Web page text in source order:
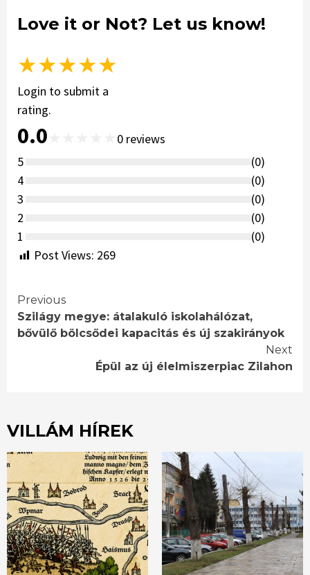
Love it or Not? Let us know!
★★★★★
Login to submit a
rating.
0.0 0 reviews
5
(0)
4
(0)
3
(0)
2
(0)
1
(0)
Post Views: 269
Continue
Reading
Previous
Szilágy megye: átalakuló iskolahálózat,
bővülő bölcsődei kapacitás és új szakirányok
Next
Épül az új élelmiszerpiac Zilahon
VILLÁM HÍREK